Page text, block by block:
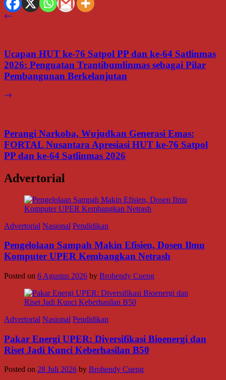
Ucapan HUT ke-76 Satpol PP dan ke-64 Satlinmas
2026: Penguatan Trantibumlinmas sebagai Pilar
Pembangunan Berkelanjutan
Perangi Narkoba, Wujudkan Generasi Emas:
FORTAL Nusantara Apresiasi HUT ke-76 Satpol
PP dan ke-64 Satlinmas 2026
Advertorial
Advertorial Nasional Pendidikan
Pengelolaan Sampah Makin Efisien, Dosen Ilmu
Komputer UPER Kembangkan Netrash
Posted on 6 Agustus 2026 by Brohendy Cueng
Advertorial Nasional Pendidikan
Pakar Energi UPER: Diversifikasi Bioenergi dan
Riset Jadi Kunci Keberhasilan B50
Posted on 28 Juli 2026 by Brohendy Cueng